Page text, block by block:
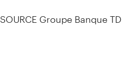
SOURCE Groupe Banque TD